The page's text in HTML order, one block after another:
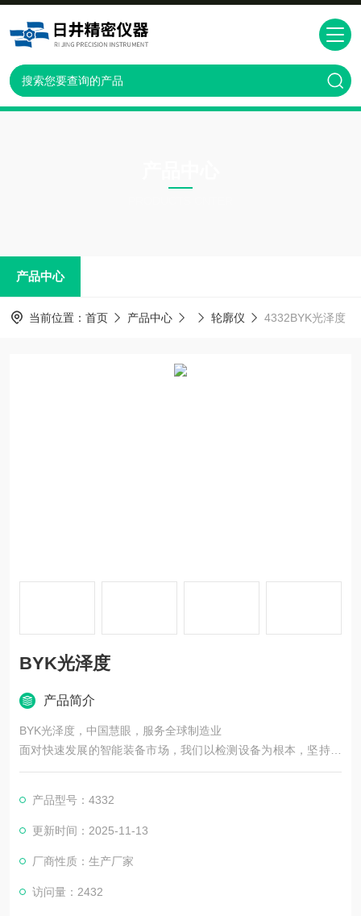
产品中心
当前位置： 首页 产品中心 轮廓仪 4332BYK光泽度
BYK光泽度
产品简介
BYK光泽度，中国慧眼，服务全球制造业
面对快速发展的智能装备市场，我们以检测设备为根本，坚持机
器视觉领域，以技术为主导。在实现工业智能中国梦的道路上前
产品型号：4332
更新时间：2025-11-13
厂商性质：生产厂家
访问量：2432